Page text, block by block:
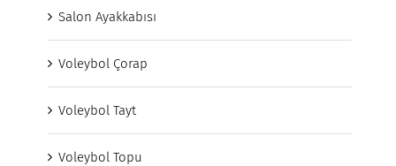
Salon Ayakkabısı
Voleybol Çorap
Voleybol Tayt
Voleybol Topu